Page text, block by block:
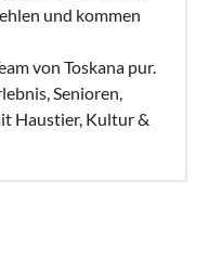
und kommen
von Toskana pur.
Senioren,
Haustier, Kultur &